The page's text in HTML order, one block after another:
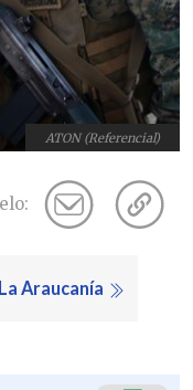
ATON (Referencial)
Araucanía